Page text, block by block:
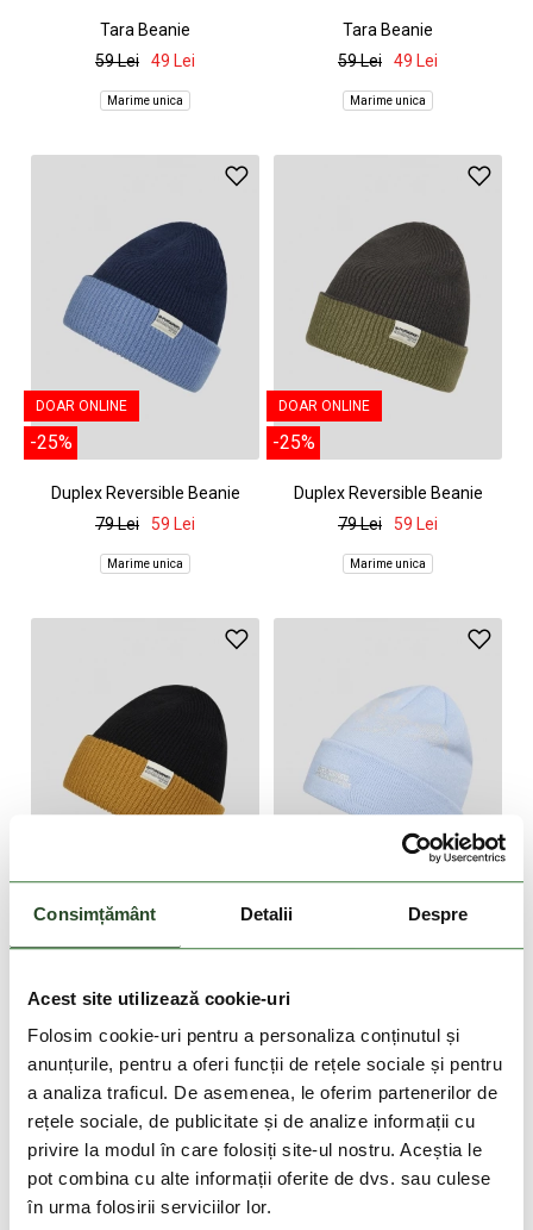
Consimțământ Detalii Despre
Acest site utilizează cookie-uri
Folosim cookie-uri pentru a personaliza conținutul și
anunțurile, pentru a oferi funcții de rețele sociale și pentru
a analiza traficul. De asemenea, le oferim partenerilor de
rețele sociale, de publicitate și de analize informații cu
privire la modul în care folosiți site-ul nostru. Aceștia le
pot combina cu alte informații oferite de dvs. sau culese
în urma folosirii serviciilor lor.
Tara Beanie
59 Lei
49 Lei
Marime unica
Tara Beanie
59 Lei
49 Lei
Marime unica
DOAR ONLINE
-25%
Duplex Reversible Beanie
79 Lei
59 Lei
Marime unica
DOAR ONLINE
-25%
Duplex Reversible Beanie
79 Lei
59 Lei
Marime unica
-25%
Duplex Reversible Beanie
59 Lei
Marime unica
-63%
Hill Beanie
Marime unica